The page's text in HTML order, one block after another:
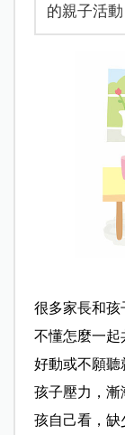
的親子活
很多家長和孩
不懂怎麼一起
好動或不願聽
孩子壓力，漸
孩自己看，缺